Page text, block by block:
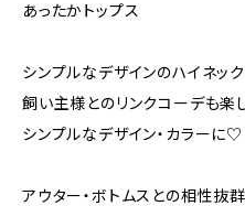
あったかトップス
シンプルなデザインのハイネッ
飼い主様とのリンクコーデも楽
シンプルなデザイン・カラーに♡
アウター・ボトムスとの相性抜